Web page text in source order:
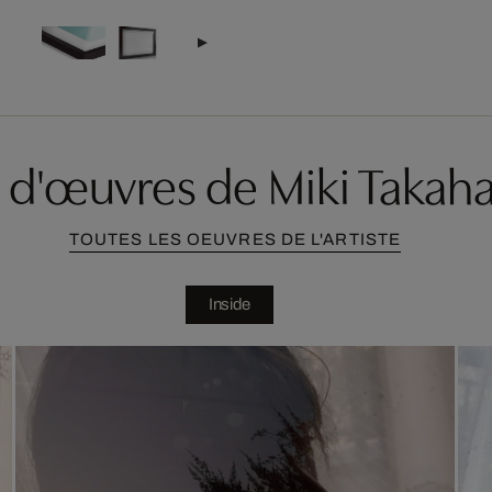
d'œuvres de Miki
TOUTES LES OEUVRES DE L'ARTISTE
Inside